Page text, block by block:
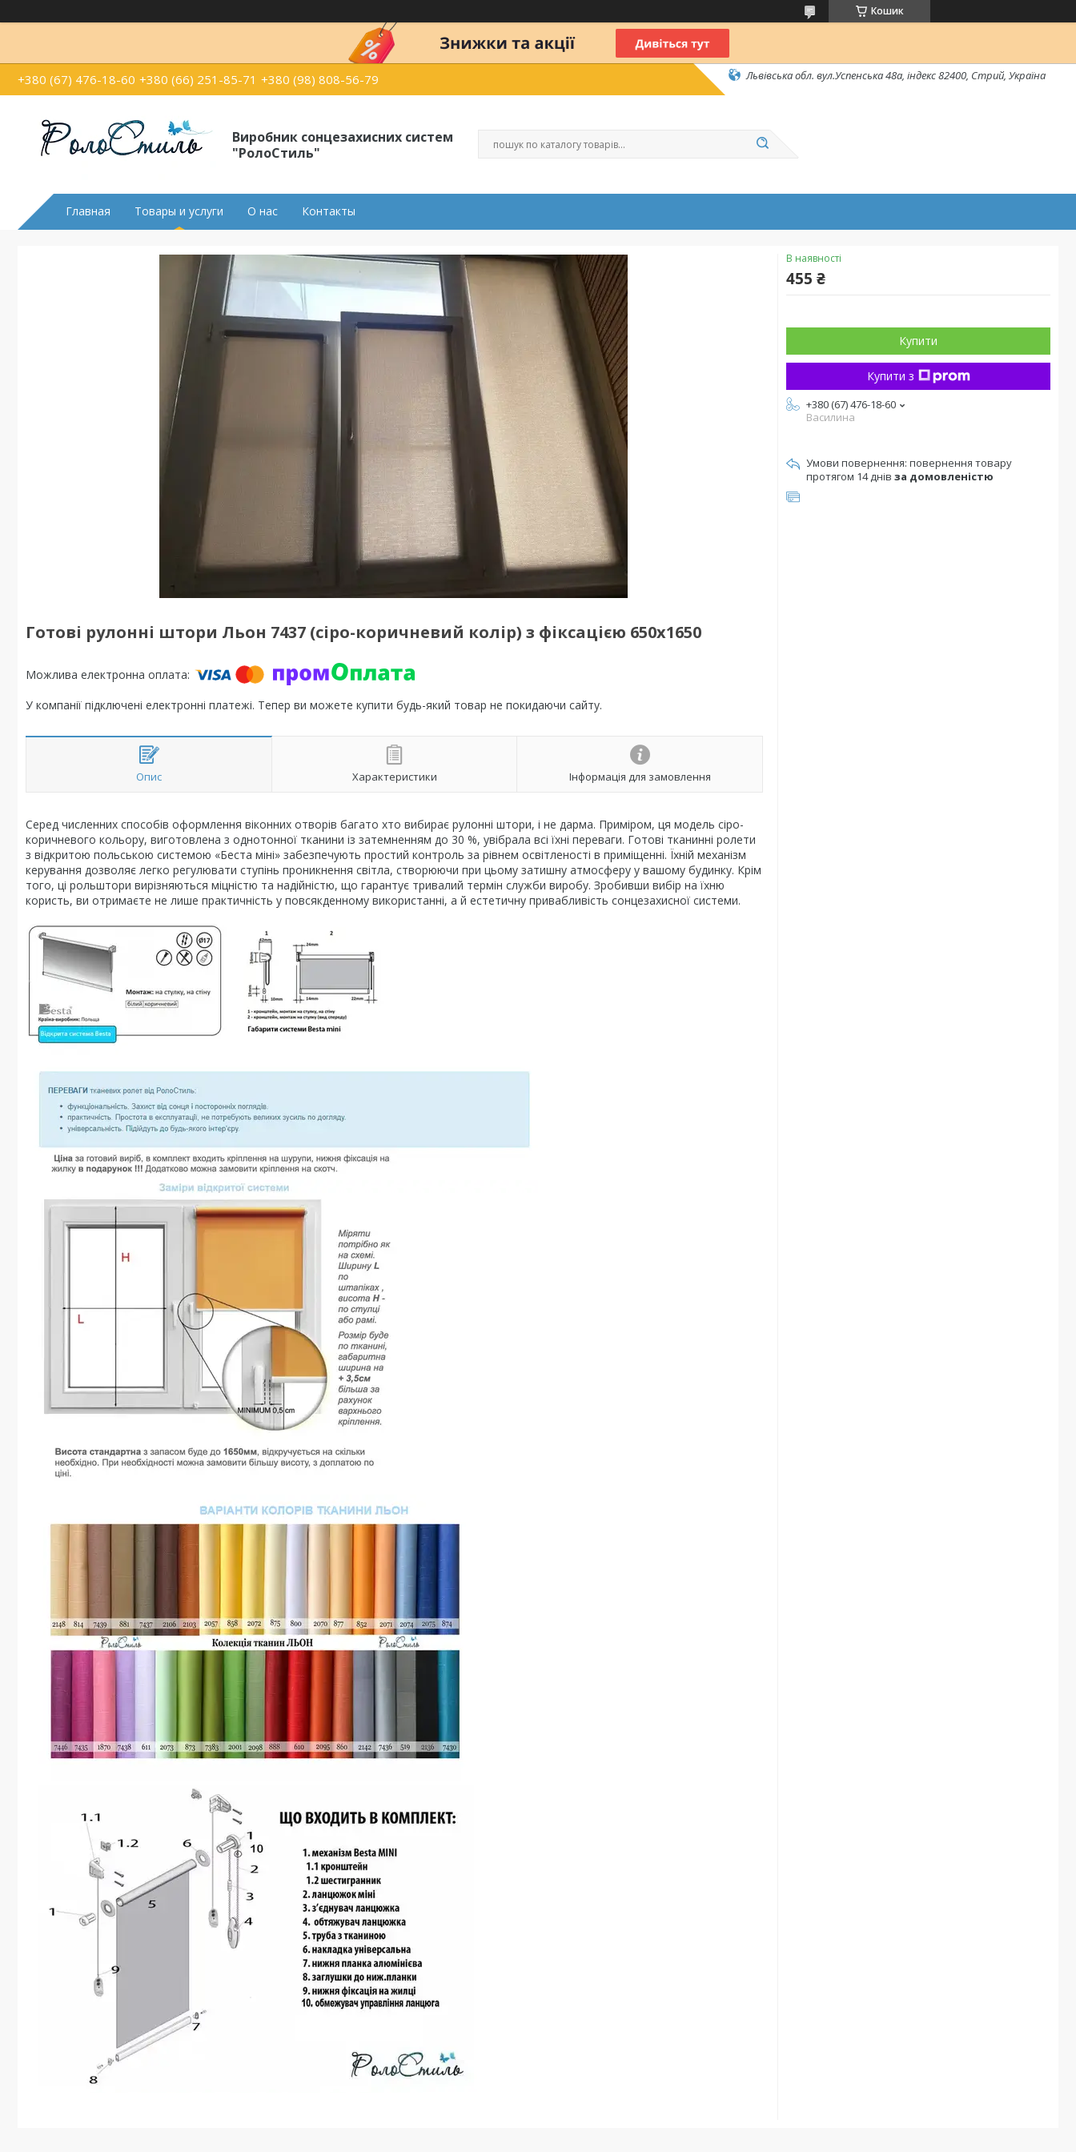
Кошик
+380 (67) 476-18-60 +380 (66) 251-85-71 +380 (98) 808-56-79 Львівська обл. вул.Успенська 48а, індекс 82400, Стрий, Україна
Виробник сонцезахисних систем
"РолоСтиль"
Главная Товары и услуги О нас Контакты
Готові рулонні штори Льон 7437 (сіро-коричневий колір) з фіксацією 650x1650
У компанії підключені електронні платежі. Тепер ви можете купити будь-який товар не покидаючи сайту.
Опис Характеристики Інформація для замовлення
Серед численних способів оформлення віконних отворів багато хто вибирає рулонні штори, і не дарма. Приміром, ця модель сіро-
коричневого кольору, виготовлена з однотонної тканини із затемненням до 30 %, увібрала всі їхні переваги. Готові тканинні ролети
з відкритою польською системою «Беста міні» забезпечують простий контроль за рівнем освітленості в приміщенні. Їхній механізм
керування дозволяє легко регулювати ступінь проникнення світла, створюючи при цьому затишну атмосферу у вашому будинку. Крім
того, ці рольштори вирізняються міцністю та надійністю, що гарантує тривалий термін служби виробу. Зробивши вибір на їхню
користь, ви отримаєте не лише практичність у повсякденному використанні, а й естетичну привабливість сонцезахисної системи.
В наявності
455 ₴
Купити
Купити з
+380 (67) 476-18-60
Василина
повернення товару
протягом 14 днів за домовленістю